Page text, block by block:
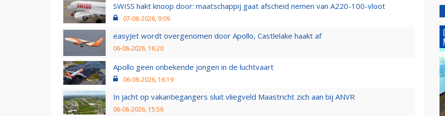
SWISS hakt knoop door: maatschappij gaat afscheid nemen van A220-100-vloot
07-08-2026, 9:09
easyJet wordt overgenomen door Apollo, Castlelake haakt af
06-08-2026, 16:20
Apollo geen onbekende jongen in de luchtvaart
06-08-2026, 16:19
In jacht op vakantiegangers sluit vliegveld Maastricht zich aan bij ANVR
06-08-2026, 15:56